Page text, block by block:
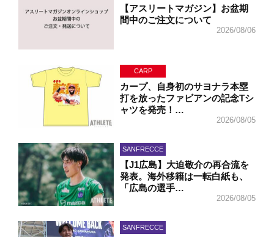
【アスリートマガジン】お盆期
間中のご注文について
2026/08/06
CARP
カープ、自身初のサヨナラ本塁
打を放ったファビアンの記念Tシ
ャツを発売！…
2026/08/05
SANFRECCE
【J1広島】大迫敬介の再合流を
発表。海外移籍は一転白紙も、
「広島の選手…
2026/08/05
SANFRECCE